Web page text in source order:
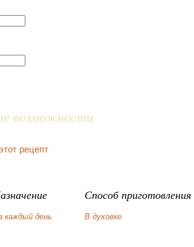
возможности
рецепт
каждый день
Способ приготовления
В духовке